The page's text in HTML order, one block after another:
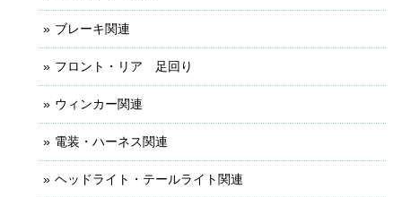
ブレーキ関連
フロント・リア 足回り
ウィンカー関連
電装・ハーネス関連
ヘッドライト・テールライト関連